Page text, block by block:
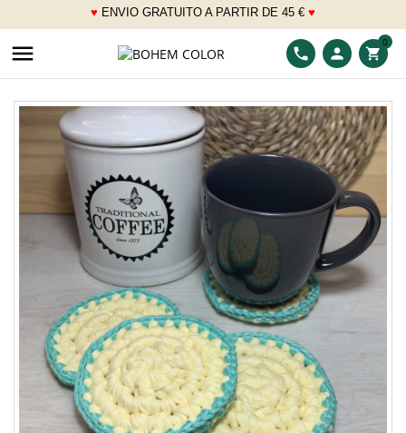
♥ ENVIO GRATUITO A PARTIR DE 45 € ♥
___
 phone person shopping_cart
0